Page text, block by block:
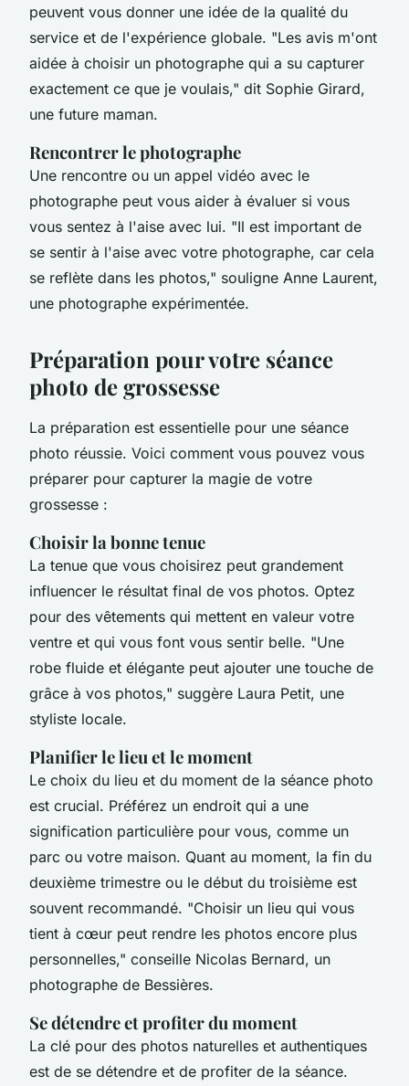
peuvent vous donner une idée de la qualité du
service et de l'expérience globale. "Les avis m'ont
aidée à choisir un photographe qui a su capturer
exactement ce que je voulais," dit Sophie Girard,
une future maman.
Rencontrer le photographe
Une rencontre ou un appel vidéo avec le
photographe peut vous aider à évaluer si vous
vous sentez à l'aise avec lui. "Il est important de
se sentir à l'aise avec votre photographe, car cela
se reflète dans les photos," souligne Anne Laurent,
une photographe expérimentée.
Préparation pour votre séance
photo de grossesse
La préparation est essentielle pour une séance
photo réussie. Voici comment vous pouvez vous
préparer pour capturer la magie de votre
grossesse :
Choisir la bonne tenue
La tenue que vous choisirez peut grandement
influencer le résultat final de vos photos. Optez
pour des vêtements qui mettent en valeur votre
ventre et qui vous font vous sentir belle. "Une
robe fluide et élégante peut ajouter une touche de
grâce à vos photos," suggère Laura Petit, une
styliste locale.
Planifier le lieu et le moment
Le choix du lieu et du moment de la séance photo
est crucial. Préférez un endroit qui a une
signification particulière pour vous, comme un
parc ou votre maison. Quant au moment, la fin du
deuxième trimestre ou le début du troisième est
souvent recommandé. "Choisir un lieu qui vous
tient à cœur peut rendre les photos encore plus
personnelles," conseille Nicolas Bernard, un
photographe de Bessières.
Se détendre et profiter du moment
La clé pour des photos naturelles et authentiques
est de se détendre et de profiter de la séance.